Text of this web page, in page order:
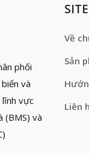
phối
và
lĩnh vực
(BMS) và
Về
Sản
Liên